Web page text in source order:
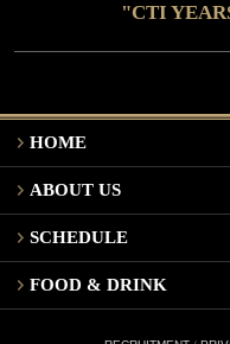
"CTI
HOME
ABOUT US
SCHEDULE
FOOD & DRINK